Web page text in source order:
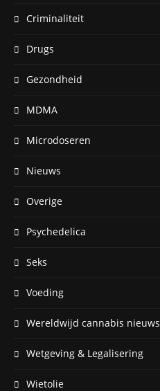
Criminaliteit
Drugs
Gezondheid
MDMA
Microdoseren
Nieuws
Overige
Psychedelica
Seks
Voeding
Wereldwijd cannabis nieuws
Wetgeving & Legalisering
Wietolie